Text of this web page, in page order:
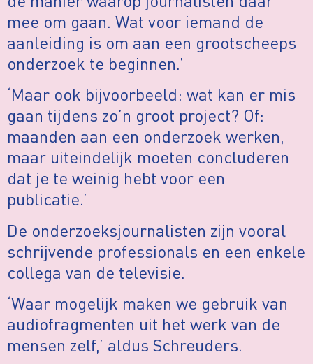
mee om gaan. Wat voor iemand de
aanleiding is om aan een grootscheeps
onderzoek te beginnen.’
‘Maar ook bijvoorbeeld: wat kan er mis
gaan tijdens zo’n groot project? Of:
maanden aan een onderzoek werken,
maar uiteindelijk moeten concluderen
dat je te weinig hebt voor een
publicatie.’
De onderzoeksjournalisten zijn vooral
schrijvende professionals en een enkele
collega van de televisie.
‘Waar mogelijk maken we gebruik van
audiofragmenten uit het werk van de
mensen zelf,’ aldus Schreuders.